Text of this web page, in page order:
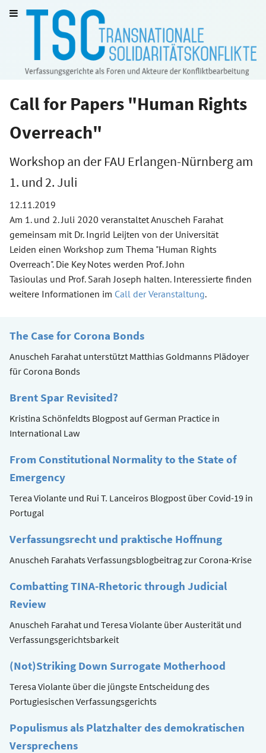
Call for Papers "Human Rights
Overreach"
Workshop an der FAU Erlangen-Nürnberg am
1. und 2. Juli
12.11.2019
Am 1. und 2. Juli 2020 veranstaltet Anuscheh Farahat
gemeinsam mit Dr. Ingrid Leijten von der Universität
Leiden einen Workshop zum Thema "Human Rights
Overreach". Die Key Notes werden Prof. John
Tasioulas und Prof. Sarah Joseph halten. Interessierte finden
weitere Informationen im Call der Veranstaltung.
The Case for Corona Bonds
Anuscheh Farahat unterstützt Matthias Goldmanns Plädoyer
für Corona Bonds
Brent Spar Revisited?
Kristina Schönfeldts Blogpost auf German Practice in
International Law
From Constitutional Normality to the State of
Emergency
Terea Violante und Rui T. Lanceiros Blogpost über Covid-19 in
Portugal
Verfassungsrecht und praktische Hoffnung
Anuscheh Farahats Verfassungsblogbeitrag zur Corona-Krise
Combatting TINA-Rhetoric through Judicial
Review
Anuscheh Farahat und Teresa Violante über Austerität und
Verfassungsgerichtsbarkeit
(Not)Striking Down Surrogate Motherhood
Teresa Violante über die jüngste Entscheidung des
Portugiesischen Verfassungsgerichts
Populismus als Platzhalter des demokratischen
Versprechens